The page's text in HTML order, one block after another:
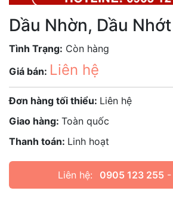
Dầu Nhờn, Dầu Nhớt
Tình Trạng: Còn hàng
Giá bán: Liên hệ
Đơn hàng tối thiểu: Liên hệ
Giao hàng: Toàn quốc
Thanh toán: Linh hoạt
Liên hệ: 0905 123 255-